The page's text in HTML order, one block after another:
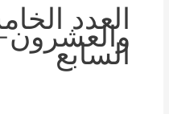
العدد
السابع